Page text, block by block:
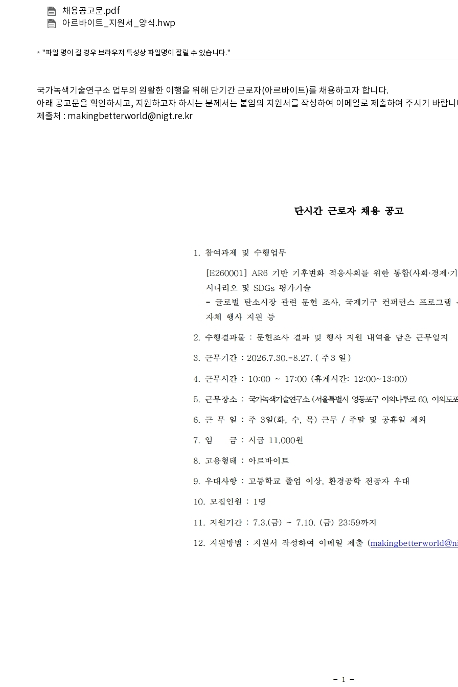
채용공고문.pdf
아르바이트_지원서_양식.hwp
"파일 명이 길 경우 브라우저 특성상 파일명이 잘릴 수 있습니다."
국가녹색기술연구소 업무의 원활한 이행을 위해 단기간 근로자(아르바이트)를 채용하고자 합니다.
아래 공고문을 확인하시고, 지원하고자 하시는 분께서는 붙임의 지원서를 작성하여 이메일로 제출하여 주시기 바랍
제출처 : makingbetterworld@nigt.re.kr